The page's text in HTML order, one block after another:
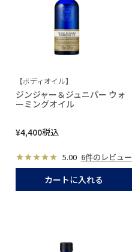
【ボディオイル】
ジンジャー＆ジュニパー ウォ
ーミングオイル
¥4,400税込
5.00 6件のレビュー
カートに入れる